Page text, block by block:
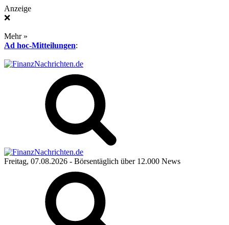
Anzeige
❌
Mehr »
Ad hoc-Mitteilungen:
Freitag, 07.08.2026 - Börsentäglich über 12.000 News